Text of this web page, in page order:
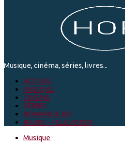
Musique, cinéma, séries, livres...
ACCUEIL
MUSIQUE
CINEMA
SÉRIES
ROMANS & BD
RADIO - TELEVISION
Musique